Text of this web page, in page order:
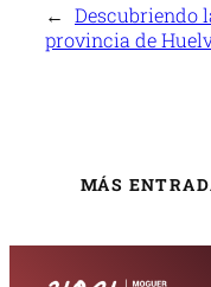
← Descubriendo
provincia de
MÁS